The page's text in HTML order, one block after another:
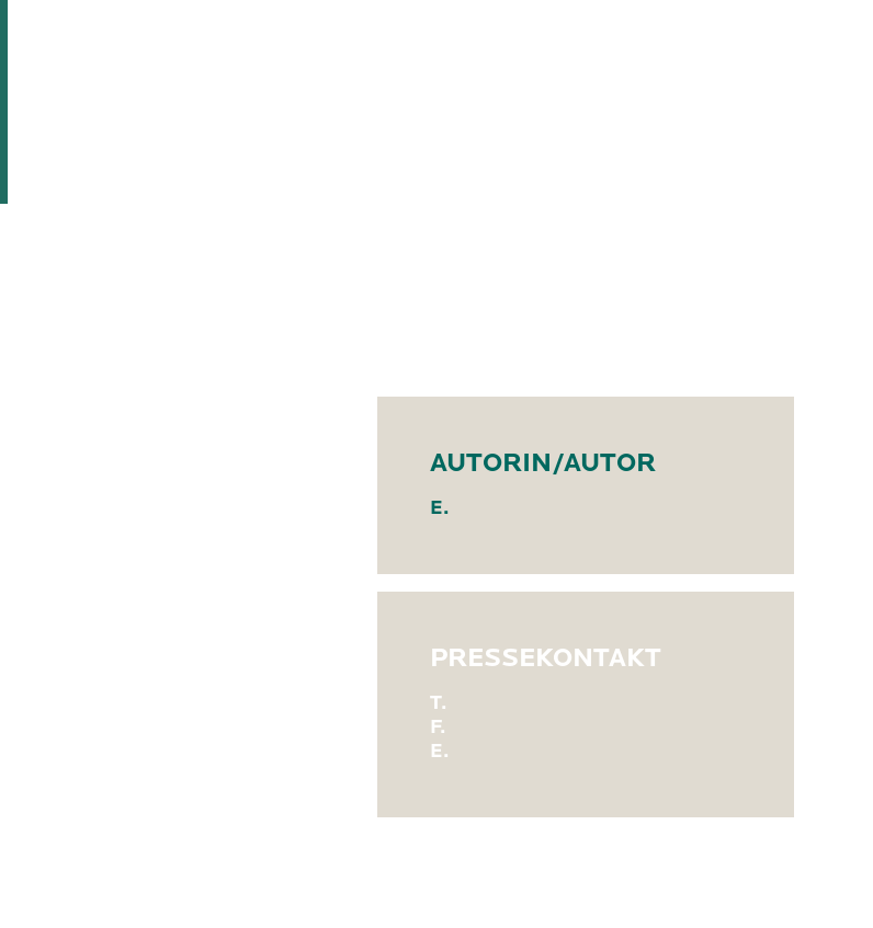
AUTORIN/AUTOR
E.
PRESSEKONTAKT
T.
F.
E.